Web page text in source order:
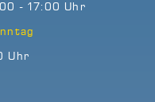
- 17:00 Uhr
Uhr